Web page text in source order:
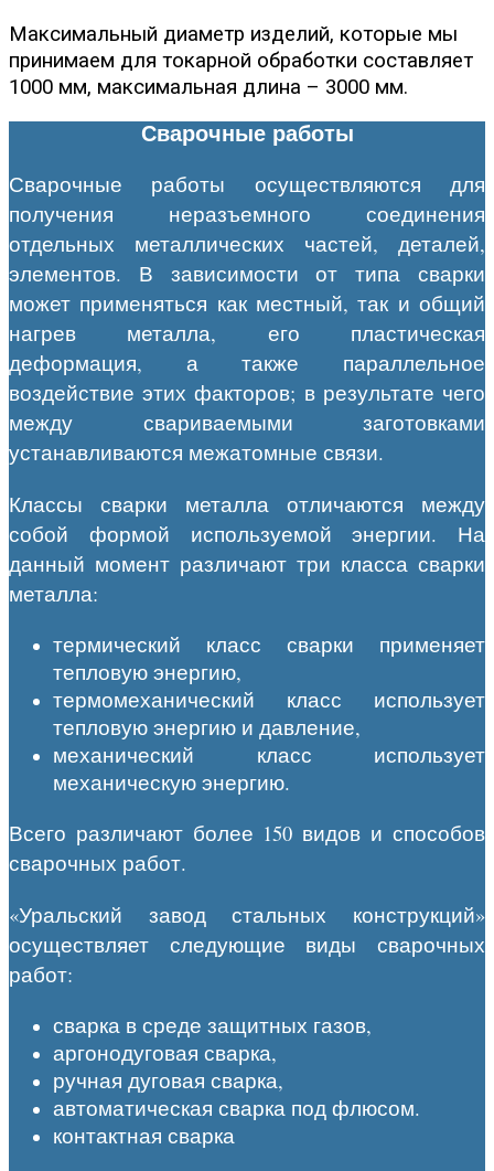
Максимальный диаметр изделий, которые мы
принимаем для токарной обработки составляет
1000 мм, максимальная длина – 3000 мм.
Сварочные работы
Сварочные работы осуществляются для
получения неразъемного соединения
отдельных металлических частей, деталей,
элементов. В зависимости от типа сварки
может применяться как местный, так и общий
нагрев металла, его пластическая
деформация, а также параллельное
воздействие этих факторов; в результате чего
между свариваемыми заготовками
устанавливаются межатомные связи.
Классы сварки металла отличаются между
собой формой используемой энергии. На
данный момент различают три класса сварки
металла:
термический класс сварки применяет
тепловую энергию,
термомеханический класс использует
тепловую энергию и давление,
механический класс использует
механическую энергию.
Всего различают более 150 видов и способов
сварочных работ.
«Уральский завод стальных конструкций»
осуществляет следующие виды сварочных
работ:
сварка в среде защитных газов,
аргонодуговая сварка,
ручная дуговая сварка,
автоматическая сварка под флюсом.
контактная сварка